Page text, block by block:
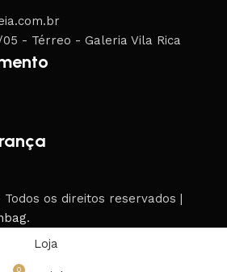
05 - Térreo - Galeria Vila Rica
Todos os direitos reservados |
.
Loja
0